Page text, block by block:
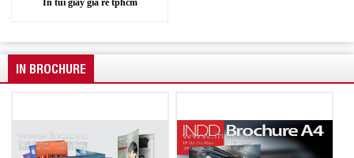
In túi giấy giá rẻ tphcm
IN BROCHURE